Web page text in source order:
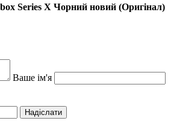
Series X Чорний новий (Оригінал)
Ваше ім'я